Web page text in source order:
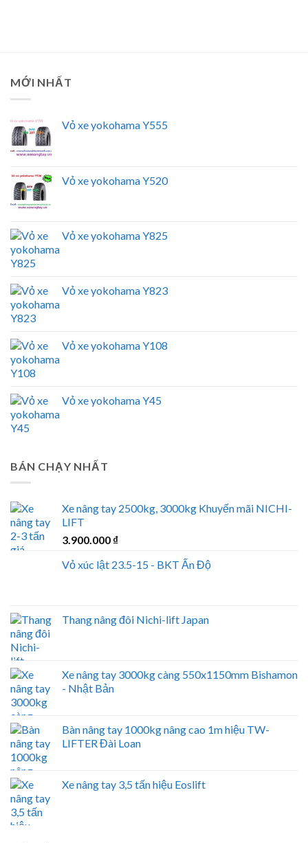
MỚI NHẤT
Vỏ xe yokohama Y555
Vỏ xe yokohama Y520
Vỏ xe yokohama Y825
Vỏ xe yokohama Y823
Vỏ xe yokohama Y108
Vỏ xe yokohama Y45
BÁN CHẠY NHẤT
Xe nâng tay 2500kg, 3000kg Khuyến mãi NICHI-
LIFT
3.900.000 ₫
Vỏ xúc lật 23.5-15 - BKT Ấn Độ
Thang nâng đôi Nichi-lift Japan
Xe nâng tay 3000kg càng 550x1150mm Bishamon
- Nhật Bản
Bàn nâng tay 1000kg nâng cao 1m hiệu TW-
LIFTER Đài Loan
Xe nâng tay 3,5 tấn hiệu Eoslift